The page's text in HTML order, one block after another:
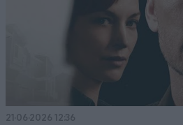
21·06·2026 12:36